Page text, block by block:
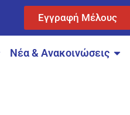
Εγγραφή Μέλους
Νέα & Ανακοινώσεις